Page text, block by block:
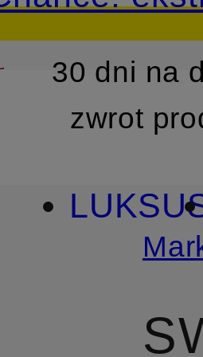
DO GŁÓWNEJ
Breuninger
30 dni na
zwrot